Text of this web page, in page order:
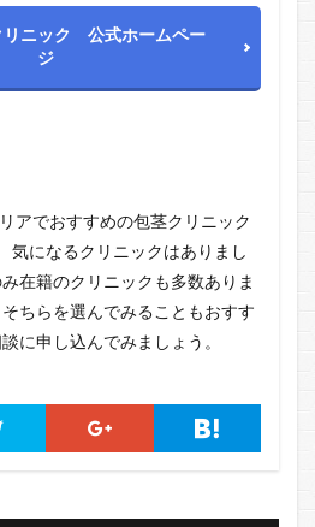
リニック 公式ホームペー
ジ
アでおすすめの包茎クリニック
気になるクリニックはありまし
在籍のクリニックも多数ありま
ちらを選んでみることもおすす
に申し込んでみましょう。